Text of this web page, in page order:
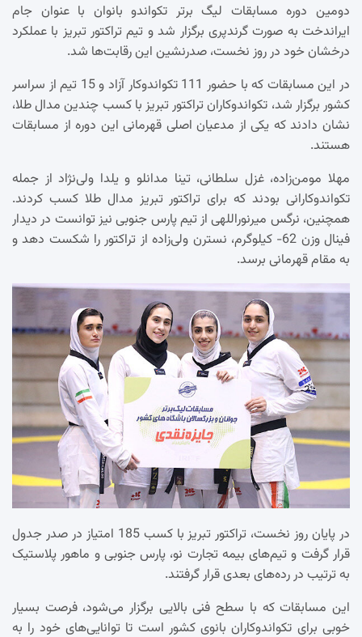
دومین دوره مسابقات لیگ برتر تکواندو بانوان با عنوان جام
ایراندخت به صورت گرندپری برگزار شد و تیم تراکتور تبریز با عملکرد
درخشان خود در روز نخست، صدرنشین این رقابت‌ها شد.
در این مسابقات که با حضور 111 تکواندوکار آزاد و 15 تیم از سراسر
کشور برگزار شد، تکواندوکاران تراکتور تبریز با کسب چندین مدال طلا،
نشان دادند که یکی از مدعیان اصلی قهرمانی این دوره از مسابقات
هستند.
مهلا مومن‌زاده، غزل سلطانی، تینا مدانلو و یلدا ولی‌نژاد از جمله
تکواندوکارانی بودند که برای تراکتور تبریز مدال طلا کسب کردند.
همچنین، نرگس میرنوراللهی از تیم پارس جنوبی نیز توانست در دیدار
فینال وزن 62- کیلوگرم، نسترن ولی‌زاده از تراکتور را شکست دهد و
به مقام قهرمانی برسد.
در پایان روز نخست، تراکتور تبریز با کسب 185 امتیاز در صدر جدول
قرار گرفت و تیم‌های بیمه تجارت نو، پارس جنوبی و ماهور پلاستیک
به ترتیب در رده‌های بعدی قرار گرفتند.
این مسابقات که با سطح فنی بالایی برگزار می‌شود، فرصت بسیار
خوبی برای تکواندوکاران بانوی کشور است تا توانایی‌های خود را به